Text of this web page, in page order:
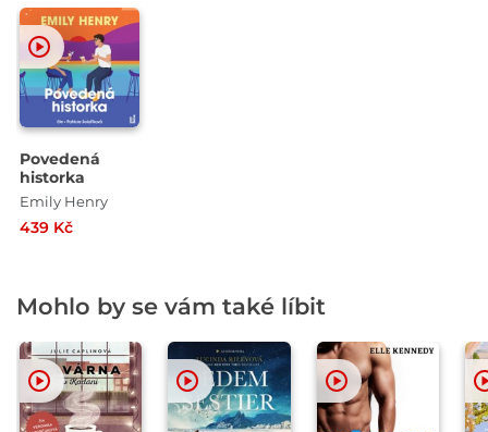
Povedená
historka
Emily Henry
439 Kč
Mohlo by se vám také líbit